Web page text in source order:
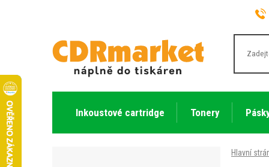
Inkoustové cartridge Tonery
Hlavní